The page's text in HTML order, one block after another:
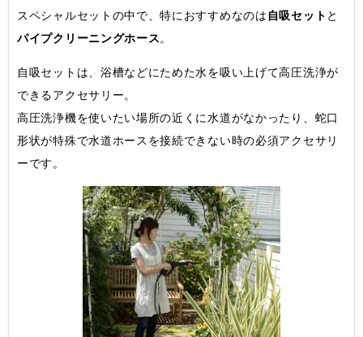
スペシャルセットの中で、特におすすめなのは 自吸セット と
パイプクリーニングホース。
自吸セットは、浴槽などにためた水を吸い上げて高圧洗浄が
できるアクセサリー。
高圧洗浄機を使いたい場所の近くに水道がなかったり、蛇口
形状が特殊で水道ホースを接続できない時の必須アクセサリ
ーです。